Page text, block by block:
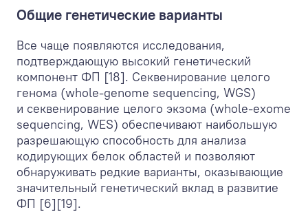
Общие генетические варианты
Все чаще появляются исследования,
подтверждающую высокий генетический
компонент ФП [18]. Секвенирование целого
генома (whole-genome sequencing, WGS)
и секвенирование целого экзома (whole-exome
sequencing, WES) обеспечивают наибольшую
разрешающую способность для анализа
кодирующих белок областей и позволяют
обнаруживать редкие варианты, оказывающие
значительный генетический вклад в развитие
ФП [6][19].